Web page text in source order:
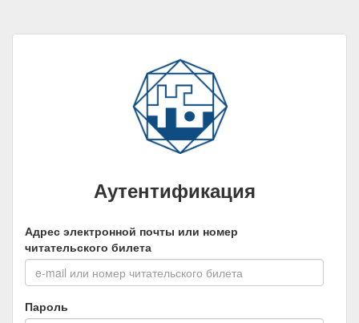
Аутентификация
Адрес электронной почты или номер
читательского билета
Пароль